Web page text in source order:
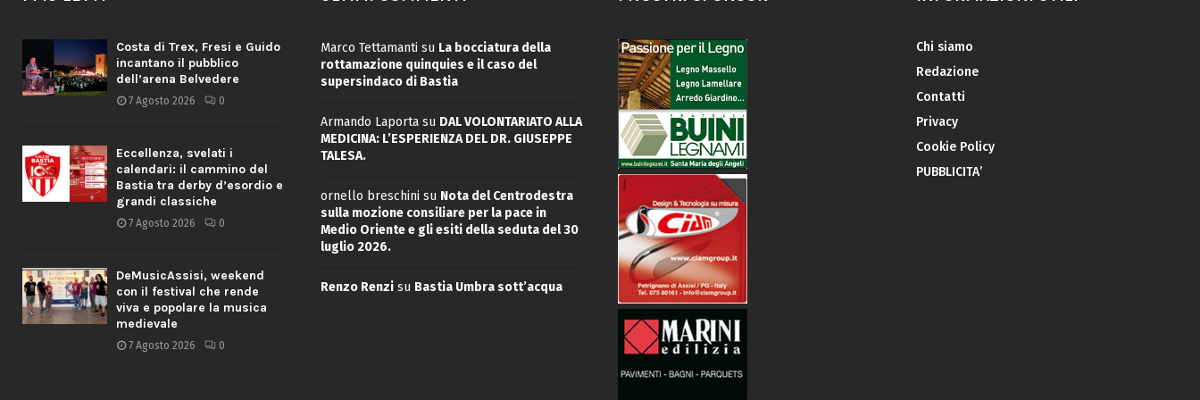
Costa di Trex, Fresi e Guido
incantano il pubblico
dell’arena Belvedere
7 Agosto 2026 0
Eccellenza, svelati i
calendari: il cammino del
Bastia tra derby d’esordio e
grandi classiche
7 Agosto 2026 0
DeMusicAssisi, weekend
con il festival che rende
viva e popolare la musica
medievale
7 Agosto 2026 0
Marco Tettamanti su La bocciatura della
rottamazione quinquies e il caso del
supersindaco di Bastia
Armando Laportasu DAL VOLONTARIATO ALLA
MEDICINA: L’ESPERIENZA DEL DR. GIUSEPPE
TALESA.
ornello breschini su Nota del Centrodestra
sulla mozione consiliare per la pace in
Medio Oriente e gli esiti della seduta del 30
luglio 2026.
Renzo Renzisu Bastia Umbra sott’acqua
Chi siamo
Redazione
Contatti
Privacy
Cookie Policy
PUBBLICITA’